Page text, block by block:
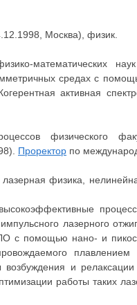
Москва), физик.
математических наук
средах с
активная
физического
Проректор по
физика,
лазерного
с помощью нано- и
возбуждения и
работы таких